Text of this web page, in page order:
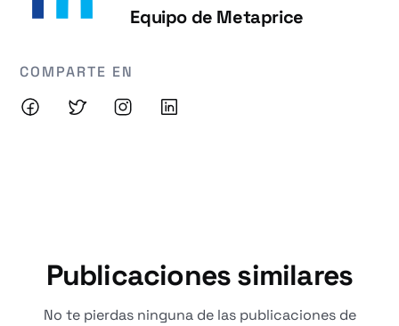
Equipo de Metaprice
COMPARTE EN
Publicaciones similares
No te pierdas ninguna de las publicaciones de